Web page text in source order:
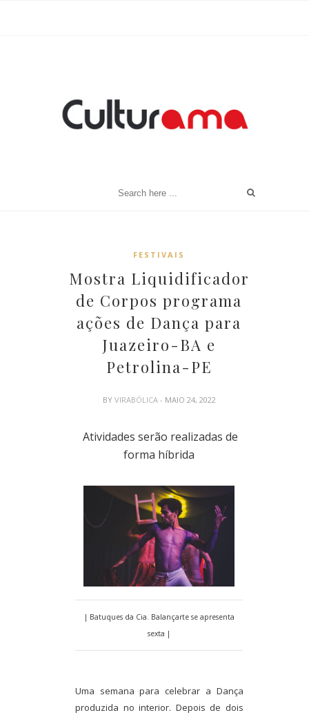
FESTIVAIS
Mostra Liquidificador
de Corpos programa
ações de Dança para
Juazeiro-BA e
Petrolina-PE
BY VIRABÓLICA - MAIO 24, 2022
Atividades serão realizadas de
forma híbrida
| Batuques da Cia. Balançarte se apresenta
sexta |
Uma semana para celebrar a Dança
produzida no interior. Depois de dois